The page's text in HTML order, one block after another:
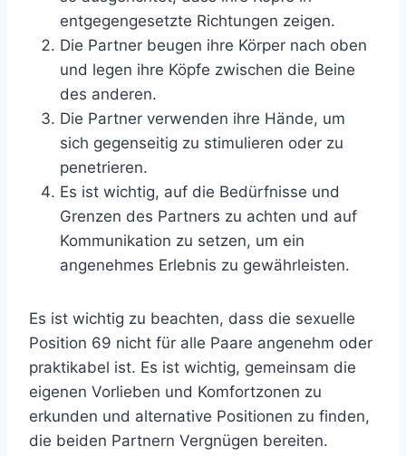
entgegengesetzte Richtungen zeigen.
Die Partner beugen ihre Körper nach oben
und legen ihre Köpfe zwischen die Beine
des anderen.
Die Partner verwenden ihre Hände, um
sich gegenseitig zu stimulieren oder zu
penetrieren.
Es ist wichtig, auf die Bedürfnisse und
Grenzen des Partners zu achten und auf
Kommunikation zu setzen, um ein
angenehmes Erlebnis zu gewährleisten.
Es ist wichtig zu beachten, dass die sexuelle
Position 69 nicht für alle Paare angenehm oder
praktikabel ist. Es ist wichtig, gemeinsam die
eigenen Vorlieben und Komfortzonen zu
erkunden und alternative Positionen zu finden,
die beiden Partnern Vergnügen bereiten.